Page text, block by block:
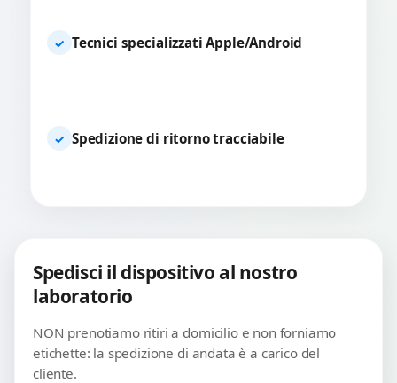
✓ Tecnici specializzati Apple/Android
✓ Spedizione di ritorno tracciabile
Spedisci il dispositivo al nostro
laboratorio
NON prenotiamo ritiri a domicilio e non forniamo
etichette: la spedizione di andata è a carico del
cliente.